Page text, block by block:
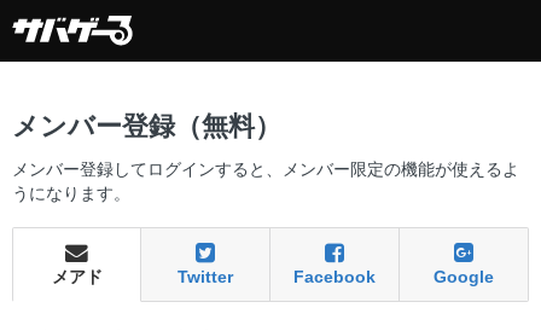
メンバー登録（無料）
メンバー登録してログインすると、メンバー限定の機能が使えるよ
うになります。
メアド Twitter Facebook Google